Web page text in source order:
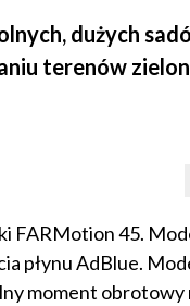
dużych
terenów
FARMotion 45.
płynu AdBlue.
moment obrotowy